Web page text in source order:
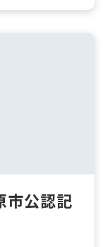
市公認記